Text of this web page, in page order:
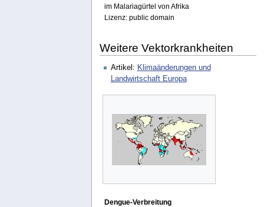
im Malariagürtel von Afrika
Lizenz: public domain
Weitere Vektorkrankheiten
Artikel: Klimaänderungen und
Landwirtschaft Europa
Dengue-Verbreitung